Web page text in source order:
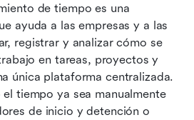
de tiempo es una
ayuda a las empresas y a las
registrar y analizar cómo se
en tareas, proyectos y
única plataforma centralizada.
tiempo ya sea manualmente
de inicio y detención o